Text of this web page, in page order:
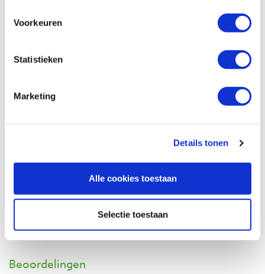
Voorkeuren
Statistieken
Marketing
Details tonen
Alle cookies toestaan
Selectie toestaan
€ 52,15 excl. btw
Op voorraad
Vergelijken
Beoordelingen